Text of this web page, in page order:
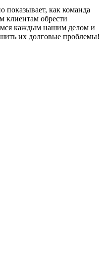
показывает, как команда
обрести
каждым нашим делом и
их долговые проблемы!